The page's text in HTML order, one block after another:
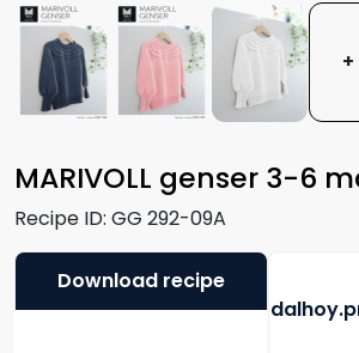
MARIVOLL genser 3-6
Recipe ID: GG 292-09A
+
Download recipe